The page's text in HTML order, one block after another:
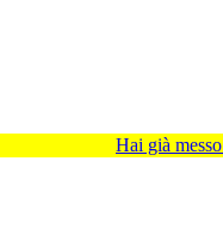
Hai già messo